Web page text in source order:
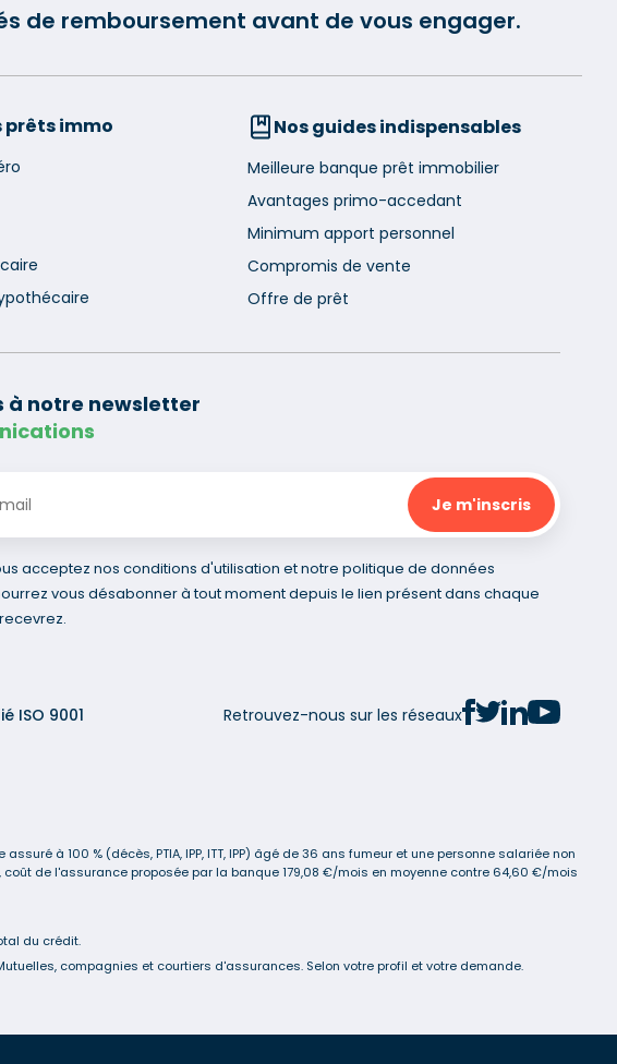
avec les réglementations. Personnalisez vos préférences pour
de remboursement avant de vous engager.
prêts immo Nos guides indispensables
Meilleure banque prêt immobilier
Avantages primo-accedant
Minimum apport personnel
Compromis de vente
Offre de prêt
à notre newsletter
acceptez nos conditions d'utilisation et notre politique de données
vous désabonner à tout moment depuis le lien présent dans chaque
ISO 9001 Retrouvez-nous sur les réseaux
à 100 % (décès, PTIA, IPP, ITT, IPP) âgé de 36 ans fumeur et une personne salariée non
coût de l'assurance proposée par la banque 179,08 €/mois en moyenne contre 64,60 €/mois
du crédit.
compagnies et courtiers d'assurances. Selon votre profil et votre demande.